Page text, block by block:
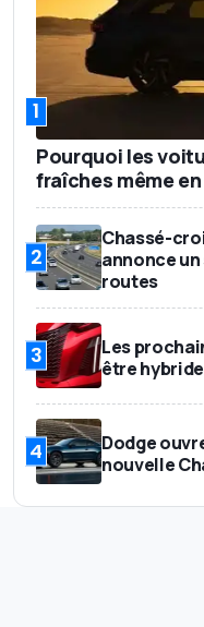
1
Pourquoi les
fraîches même
2
Chassé-
annonce
routes
3
Les
être
4
Dodge
nouvelle